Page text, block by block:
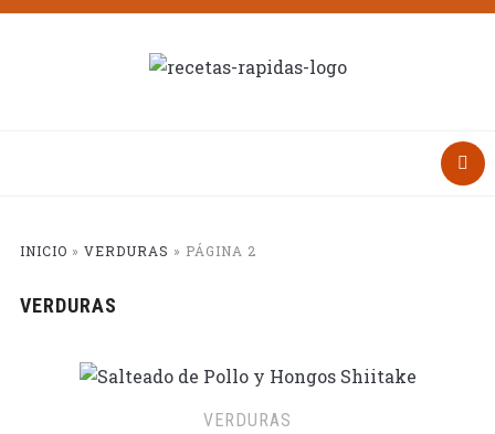
INICIO » VERDURAS » PÁGINA 2
VERDURAS
VERDURAS